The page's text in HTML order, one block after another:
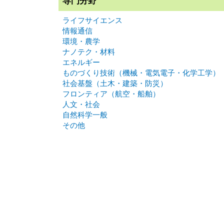
ライフサイエンス
情報通信
環境・農学
ナノテク・材料
エネルギー
ものづくり技術（機械・電気電子・化学工学）
社会基盤（土木・建築・防災）
フロンティア（航空・船舶）
人文・社会
自然科学一般
その他